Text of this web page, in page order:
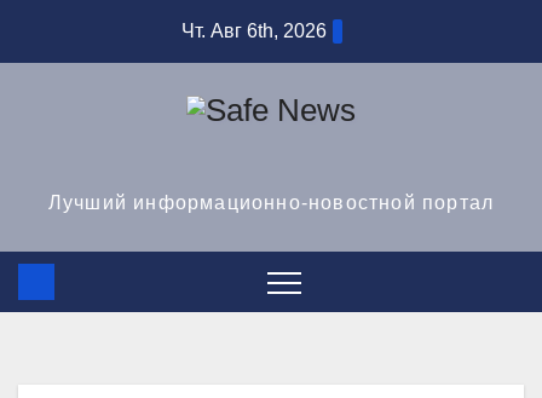
Чт. Авг 6th, 2026
Лучший информационно-новостной портал